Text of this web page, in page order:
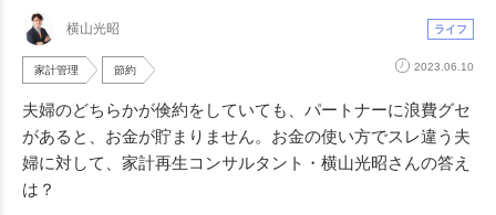
横山光昭 ライフ
家計管理 節約 2023.06.10
夫婦のどちらかが倹約をしていても、パートナーに浪費グセ
があると、お金が貯まりません。お金の使い方でスレ違う夫
婦に対して、家計再生コンサルタント・横山光昭さんの答え
は？